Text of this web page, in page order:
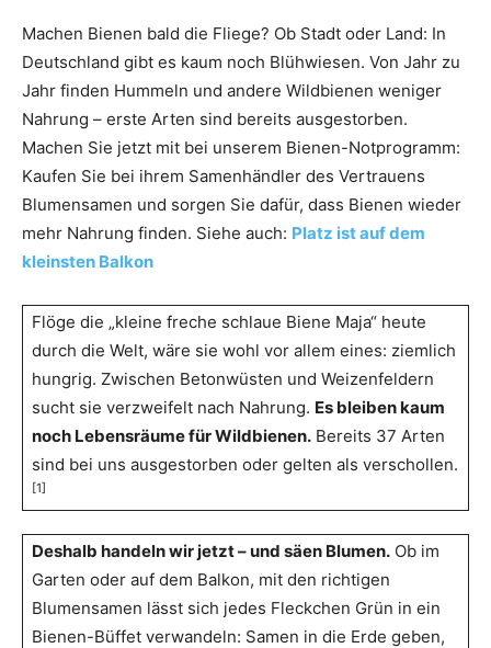
Machen Bienen bald die Fliege? Ob Stadt oder Land: In
Deutschland gibt es kaum noch Blühwiesen. Von Jahr zu
Jahr finden Hummeln und andere Wildbienen weniger
Nahrung – erste Arten sind bereits ausgestorben.
Machen Sie jetzt mit bei unserem Bienen-Notprogramm:
Kaufen Sie bei ihrem Samenhändler des Vertrauens
Blumensamen und sorgen Sie dafür, dass Bienen wieder
mehr Nahrung finden. Siehe auch: Platz ist auf dem
kleinsten Balkon
Flöge die „kleine freche schlaue Biene Maja“ heute
durch die Welt, wäre sie wohl vor allem eines: ziemlich
hungrig. Zwischen Betonwüsten und Weizenfeldern
sucht sie verzweifelt nach Nahrung. Es bleiben kaum
noch Lebensräume für Wildbienen. Bereits 37 Arten
sind bei uns ausgestorben oder gelten als verschollen.
[1]
Deshalb handeln wir jetzt – und säen Blumen. Ob im
Garten oder auf dem Balkon, mit den richtigen
Blumensamen lässt sich jedes Fleckchen Grün in ein
Bienen-Büffet verwandeln: Samen in die Erde geben,